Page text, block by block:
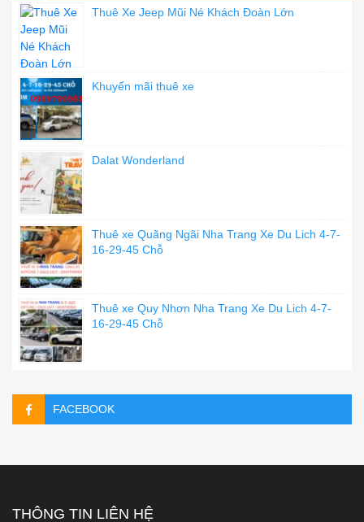
Thuê Xe Jeep Mũi Né Khách Đoàn Lớn
Khuyến mãi thuê xe
Dalat Wonderland
Thuê xe Quãng Ngãi Nha Trang Xe Du Lich 4-7-
16-29-45 Chỗ
Thuê xe Quy Nhơn Nha Trang Xe Du Lich 4-7-
16-29-45 Chỗ
FACEBOOK
THÔNG TIN LIÊN HỆ